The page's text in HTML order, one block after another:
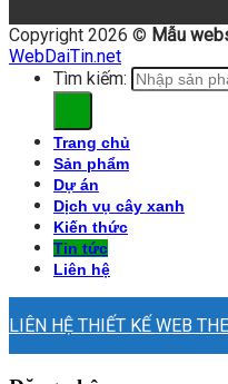
Copyright 2026 © Mẫu
WebDaiTin.net
Tìm kiếm:
Trang chủ
Sản phẩm
Dự án
Dịch vụ cây xanh
Kiến thức
Tin tức
Liên hệ
LIÊN HỆ THIẾT KẾ WEB